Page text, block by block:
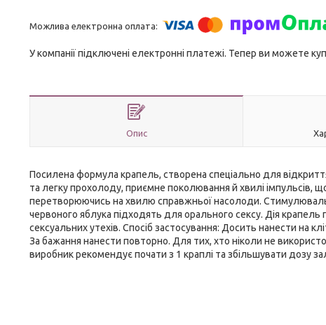
У компанії підключені електронні платежі. Тепер ви можете
Опис
Посилена формула крапель, створена спеціально для
та легку прохолоду, приємне поколювання й хвилі імпульсів,
перетворюючись на хвилю справжньої насолоди.
червоного яблука підходять для орального сексу. Дія
сексуальних утехів. Спосіб застосування: Досить нанести на
За бажання нанести повторно. Для тих, хто ніколи не
виробник рекомендує почати з 1 краплі та збільшувати дозу